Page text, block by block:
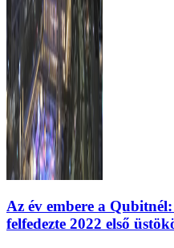
Az év embere a
felfedezte 2022 első